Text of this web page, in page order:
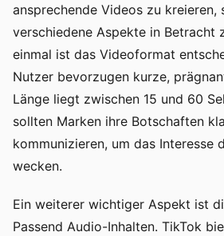
ansprechende Videos zu kreieren,
verschiedene Aspekte in Betracht
einmal ist das Videoformat
Nutzer bevorzugen kurze,
Länge liegt zwischen 15 und 60
sollten Marken ihre Botschaften
kommunizieren, um das Interesse
wecken.
Ein weiterer wichtiger Aspekt ist
Passend Audio-Inhalten. TikTok